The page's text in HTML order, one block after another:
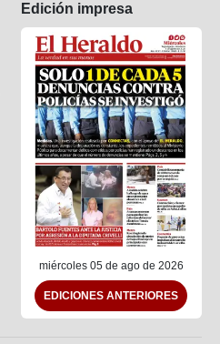
Edición impresa
miércoles 05 de ago de 2026
EDICIONES ANTERIORES